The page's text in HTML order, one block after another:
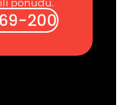
ponudu.
200